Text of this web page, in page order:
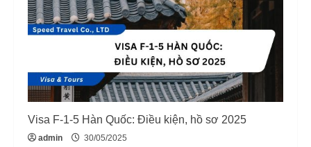
Visa F-1-5 Hàn Quốc: Điều kiện, hồ sơ 2025
admin 30/05/2025